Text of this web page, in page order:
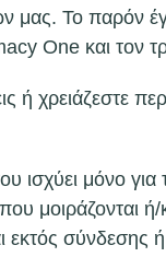
μας. Το παρόν
One και τον
ή χρειάζεστε
μόνο για
μοιράζονται
εκτός σύνδεσης